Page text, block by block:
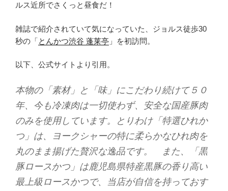
ルス近所でさくっと昼食だ！
雑誌で紹介されていて気になっていた、ジョルス徒歩30
秒の「とんかつ渋谷 蓬莱亭 」を初訪問。
以下、公式サイトより引用。
本物の「素材」と「味」にこだわり続けて５０
年、今も冷凍肉は一切使わず、安全な国産豚肉
のみを使用しています。とりわけ「特選ひれか
つ」は、ヨークシャーの特に柔らかなひれ肉を
丸のまま揚げた贅沢な逸品です。 また、「黒
豚ロースかつ」は鹿児島県特産黒豚の香り高い
最上級ロースかつで、当店が自信を持っておす